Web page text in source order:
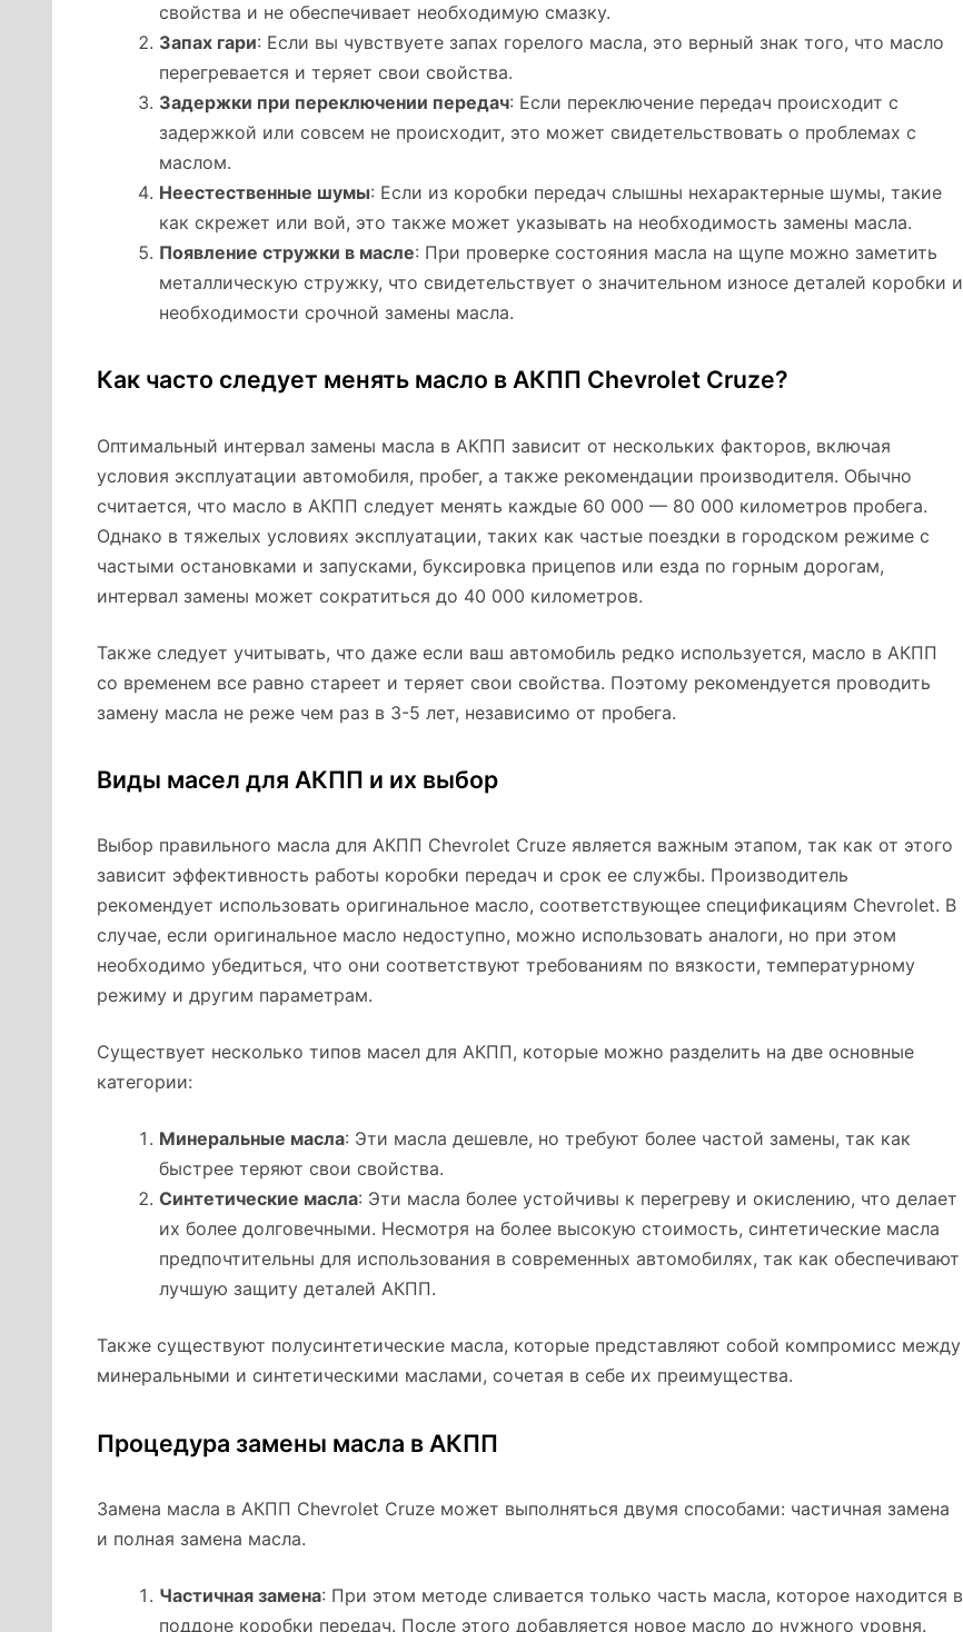
свойства и не обеспечивает необходимую смазку.
Запах гари: Если вы чувствуете запах горелого масла, это верный знак того, что масло
перегревается и теряет свои свойства.
Задержки при переключении передач: Если переключение передач происходит с
задержкой или совсем не происходит, это может свидетельствовать о проблемах с
маслом.
Неестественные шумы: Если из коробки передач слышны нехарактерные шумы, такие
как скрежет или вой, это также может указывать на необходимость замены масла.
Появление стружки в масле: При проверке состояния масла на щупе можно заметить
металлическую стружку, что свидетельствует о значительном износе деталей коробки и
необходимости срочной замены масла.
Как часто следует менять масло в АКПП Chevrolet Cruze?
Оптимальный интервал замены масла в АКПП зависит от нескольких факторов, включая
условия эксплуатации автомобиля, пробег, а также рекомендации производителя. Обычно
считается, что масло в АКПП следует менять каждые 60 000 — 80 000 километров пробега.
Однако в тяжелых условиях эксплуатации, таких как частые поездки в городском режиме с
частыми остановками и запусками, буксировка прицепов или езда по горным дорогам,
интервал замены может сократиться до 40 000 километров.
Также следует учитывать, что даже если ваш автомобиль редко используется, масло в АКПП
со временем все равно стареет и теряет свои свойства. Поэтому рекомендуется проводить
замену масла не реже чем раз в 3-5 лет, независимо от пробега.
Виды масел для АКПП и их выбор
Выбор правильного масла для АКПП Chevrolet Cruze является важным этапом, так как от этого
зависит эффективность работы коробки передач и срок ее службы. Производитель
рекомендует использовать оригинальное масло, соответствующее спецификациям Chevrolet. В
случае, если оригинальное масло недоступно, можно использовать аналоги, но при этом
необходимо убедиться, что они соответствуют требованиям по вязкости, температурному
режиму и другим параметрам.
Существует несколько типов масел для АКПП, которые можно разделить на две основные
категории:
Минеральные масла: Эти масла дешевле, но требуют более частой замены, так как
быстрее теряют свои свойства.
Синтетические масла: Эти масла более устойчивы к перегреву и окислению, что делает
их более долговечными. Несмотря на более высокую стоимость, синтетические масла
предпочтительны для использования в современных автомобилях, так как обеспечивают
лучшую защиту деталей АКПП.
Также существуют полусинтетические масла, которые представляют собой компромисс между
минеральными и синтетическими маслами, сочетая в себе их преимущества.
Процедура замены масла в АКПП
Замена масла в АКПП Chevrolet Cruze может выполняться двумя способами: частичная замена
и полная замена масла.
Частичная замена: При этом методе сливается только часть масла, которое находится в
поддоне коробки передач. После этого добавляется новое масло до нужного уровня.